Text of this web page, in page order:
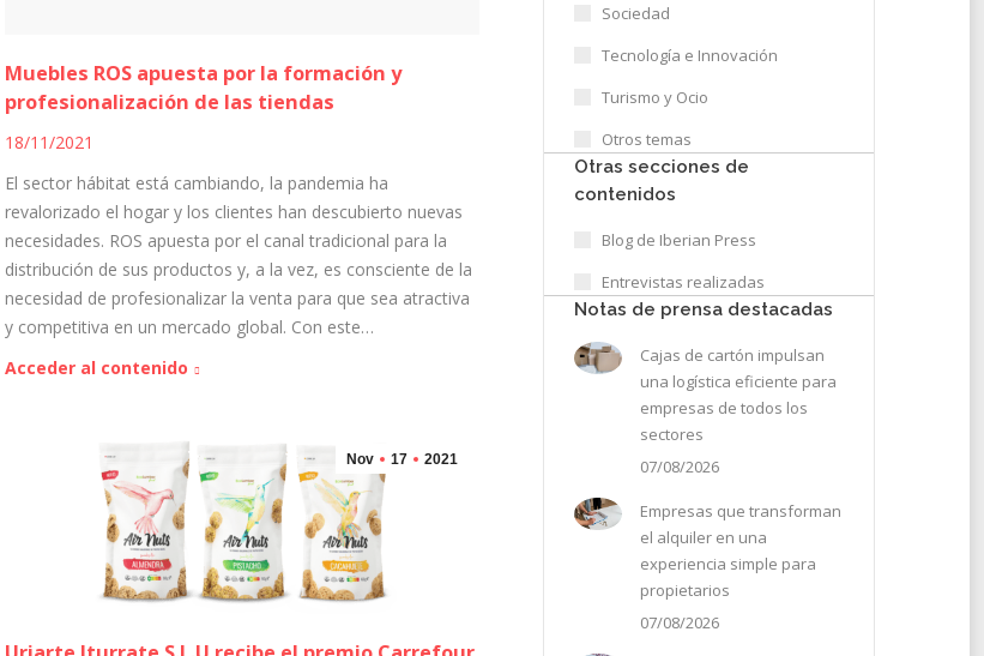
Muebles ROS apuesta por la formación y
profesionalización de las tiendas
18/11/2021
El sector hábitat está cambiando, la pandemia ha
revalorizado el hogar y los clientes han descubierto nuevas
necesidades. ROS apuesta por el canal tradicional para la
distribución de sus productos y, a la vez, es consciente de la
necesidad de profesionalizar la venta para que sea atractiva
y competitiva en un mercado global. Con este…
Acceder al contenido
Nov 17 2021
Sociedad
Tecnología e Innovación
Turismo y Ocio
Otros temas
Otras secciones de
contenidos
Blog de Iberian Press
Entrevistas realizadas
Notas de prensa destacadas
Cajas de cartón impulsan
una logística eficiente para
empresas de todos los
sectores
07/08/2026
Empresas que transforman
el alquiler en una
experiencia simple para
propietarios
07/08/2026